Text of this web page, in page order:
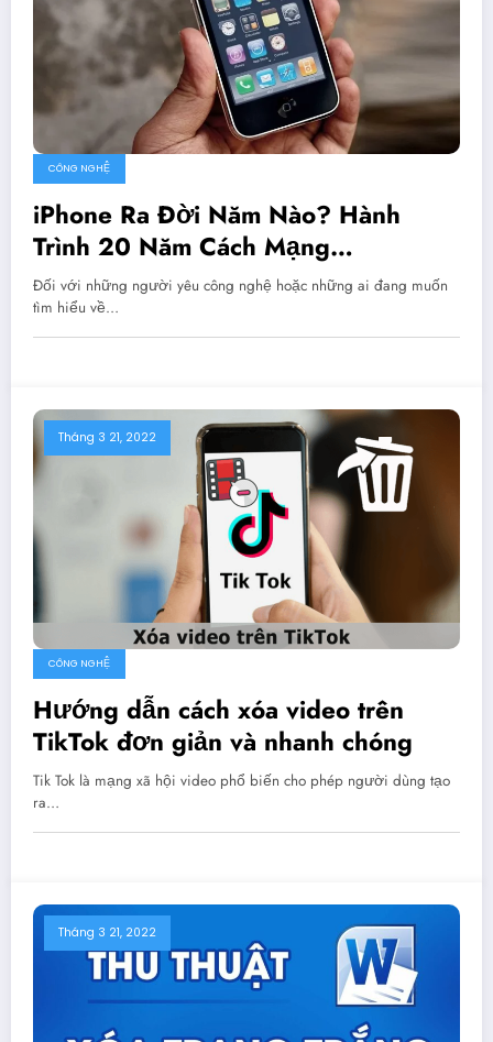
CÔNG NGHỆ
iPhone Ra Đời Năm Nào? Hành
Trình 20 Năm Cách Mạng
Smartphone
Đối với những người yêu công nghệ hoặc những ai đang muốn
tìm hiểu về…
Tháng 3 21, 2022
CÔNG NGHỆ
Hướng dẫn cách xóa video trên
TikTok đơn giản và nhanh chóng
Tik Tok là mạng xã hội video phổ biến cho phép người dùng tạo
ra…
Tháng 3 21, 2022